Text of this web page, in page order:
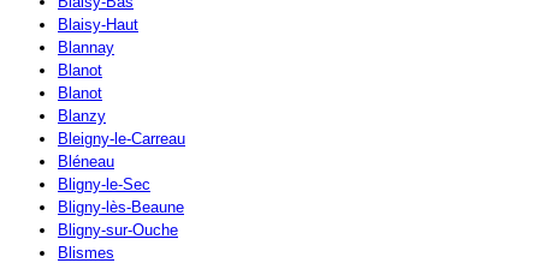
Blaisy-Haut
Blannay
Blanot
Blanot
Blanzy
Bleigny-le-Carreau
Bléneau
Bligny-le-Sec
Bligny-lès-Beaune
Bligny-sur-Ouche
Blismes